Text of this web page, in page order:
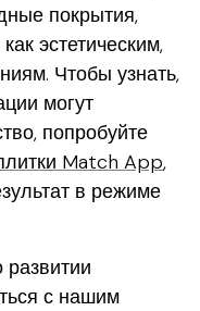
покрытия,
эстетическим,
Чтобы узнать,
могут
попробуйте
Match App,
в режиме
с нашим